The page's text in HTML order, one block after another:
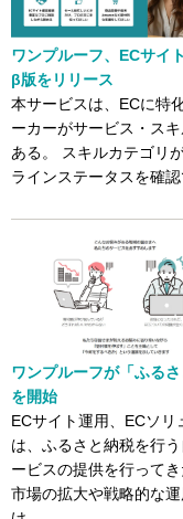
ワンプルーフ、ECサイ
β版をリリース
本サービスは、ECに特
ーカーがサービス・ス
ある。 スキルカテゴリ
ラインステータスを確
ワンプルーフが「ふる
を開始
ECサイト運用、ECソ
は、ふるさと納税を行
ービスの提供を行って
市場の拡大や戦略的な